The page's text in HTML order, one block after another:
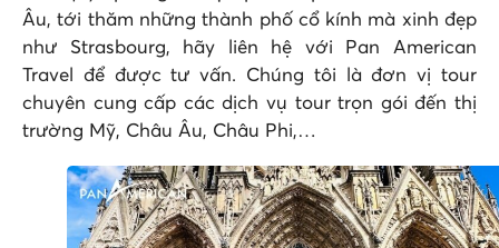
Âu, tới thăm những thành phố cổ kính mà xinh đẹp
như Strasbourg, hãy liên hệ với Pan American
Travel để được tư vấn. Chúng tôi là đơn vị tour
chuyên cung cấp các dịch vụ tour trọn gói đến thị
trường Mỹ, Châu Âu, Châu Phi,…